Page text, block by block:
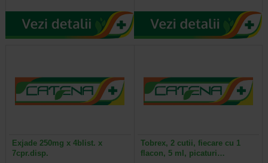
Exjade 250mg x 4blist. x
7cpr.disp.
Tobrex, 2 cutii, fiecare cu 1
flacon, 5 ml, picaturi…